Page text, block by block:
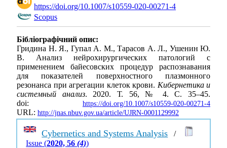
https://doi.org/10.1007/s10559-020-00271-4
Scopus
Бібліографічний опис:
Гридина Н. Я., Гупал А. М., Тарасов А. Л., Ушенин Ю.
В. Анализ нейрохирургических патологий с
применением байесовских процедур распознавания
для показателей поверхностного плазмонного
резонанса при агрегации клеток крови. Кибернетика и
системный анализ. 2020. Т. 56, № 4. С. 35–45.
doi: https://doi.org/10.1007/s10559-020-00271-4
URL: http://jnas.nbuv.gov.ua/article/UJRN-0001129992
Cybernetics and Systems Analysis /
Issue (2020, 56(4))